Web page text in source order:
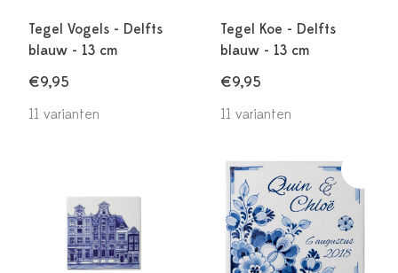
Tegel Vogels - Delfts
blauw - 13 cm
€9,95
11 varianten
Tegel Koe - Delfts
blauw - 13 cm
€9,95
11 varianten